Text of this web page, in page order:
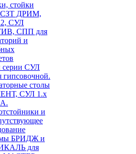
стойки
СЗТ ДРИМ,
СУЛ
СПП для
и
серии СУЛ
гипсовочной.
столы
СУЛ 1.х
и
БРИДЖ и
для